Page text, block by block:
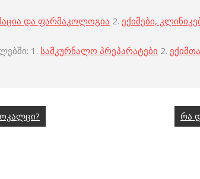
და ფარმაკოლოგია 2. ექიმები,
1. სამკურნალო პრეპარატები 2.
რა